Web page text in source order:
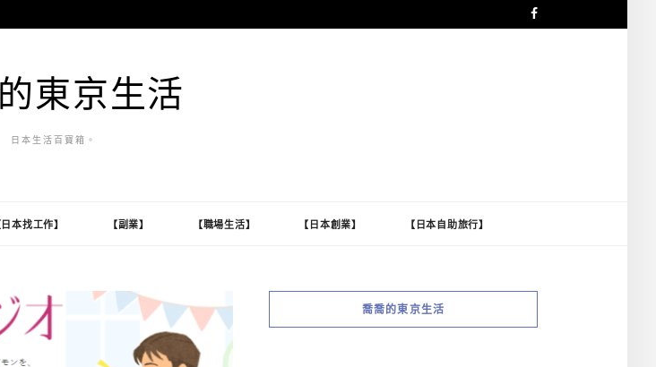
東京生活
日本生活百寶箱。
日本找工作】 【副業】 【職場生活】 【日本創業】 【日本自助旅行】
喬喬的東京生活